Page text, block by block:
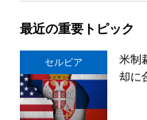
最近の重要トピック
セルビア
米制
却に